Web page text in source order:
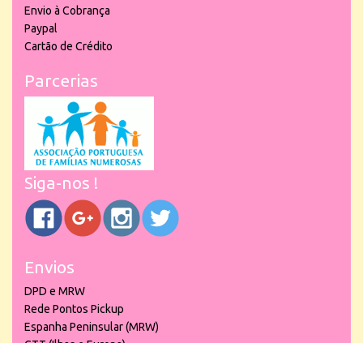
Envio à Cobrança
Paypal
Cartão de Crédito
Parcerias
Siga-nos !
Envios
DPD e MRW
Rede Pontos Pickup
Espanha Peninsular (MRW)